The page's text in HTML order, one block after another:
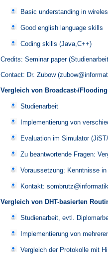
Basic understanding in
Good english language skills
Coding skills (Java,C++)
Credits: Seminar paper
Contact: Dr. Zubow
Vergleich von Broadcast-/
Studienarbeit
Implementierung von
Evaluation im Simulator
Zu beantwortende Fragen:
Voraussetzung: Kenntnisse
Kontakt:
Vergleich von DHT-basierten
Studienarbeit, evtl.
Implementierung von
Vergleich der Protokolle mit